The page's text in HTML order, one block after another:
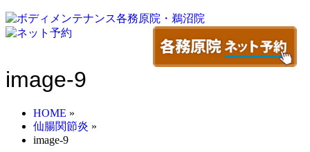
image-9
HOME »
仙腸関節炎 »
image-9